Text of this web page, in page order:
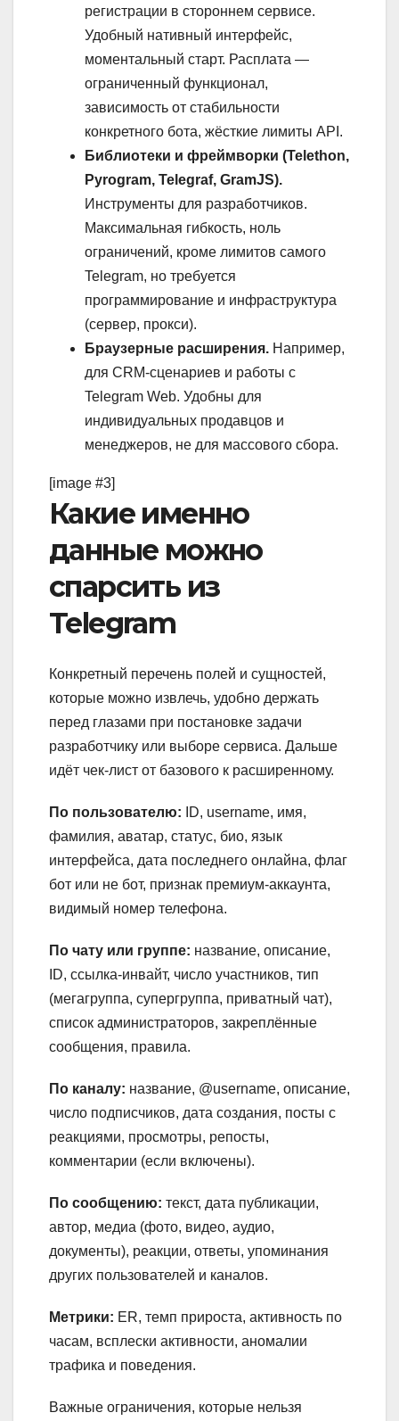
регистрации в стороннем сервисе.
Удобный нативный интерфейс,
моментальный старт. Расплата —
ограниченный функционал,
зависимость от стабильности
конкретного бота, жёсткие лимиты API.
Библиотеки и фреймворки (Telethon,
Pyrogram, Telegraf, GramJS).
Инструменты для разработчиков.
Максимальная гибкость, ноль
ограничений, кроме лимитов самого
Telegram, но требуется
программирование и инфраструктура
(сервер, прокси).
Браузерные расширения. Например,
для CRM-сценариев и работы с
Telegram Web. Удобны для
индивидуальных продавцов и
менеджеров, не для массового сбора.
[image #3]
Какие именно
данные можно
спарсить из
Telegram
Конкретный перечень полей и сущностей,
которые можно извлечь, удобно держать
перед глазами при постановке задачи
разработчику или выборе сервиса. Дальше
идёт чек-лист от базового к расширенному.
По пользователю: ID, username, имя,
фамилия, аватар, статус, био, язык
интерфейса, дата последнего онлайна, флаг
бот или не бот, признак премиум-аккаунта,
видимый номер телефона.
По чату или группе: название, описание,
ID, ссылка-инвайт, число участников, тип
(мегагруппа, супергруппа, приватный чат),
список администраторов, закреплённые
сообщения, правила.
По каналу: название, @username, описание,
число подписчиков, дата создания, посты с
реакциями, просмотры, репосты,
комментарии (если включены).
По сообщению: текст, дата публикации,
автор, медиа (фото, видео, аудио,
документы), реакции, ответы, упоминания
других пользователей и каналов.
Метрики: ER, темп прироста, активность по
часам, всплески активности, аномалии
трафика и поведения.
Важные ограничения, которые нельзя